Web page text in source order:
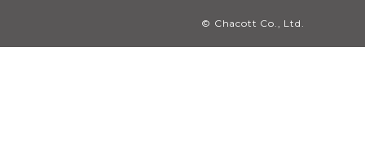
© Chacott Co., Ltd.